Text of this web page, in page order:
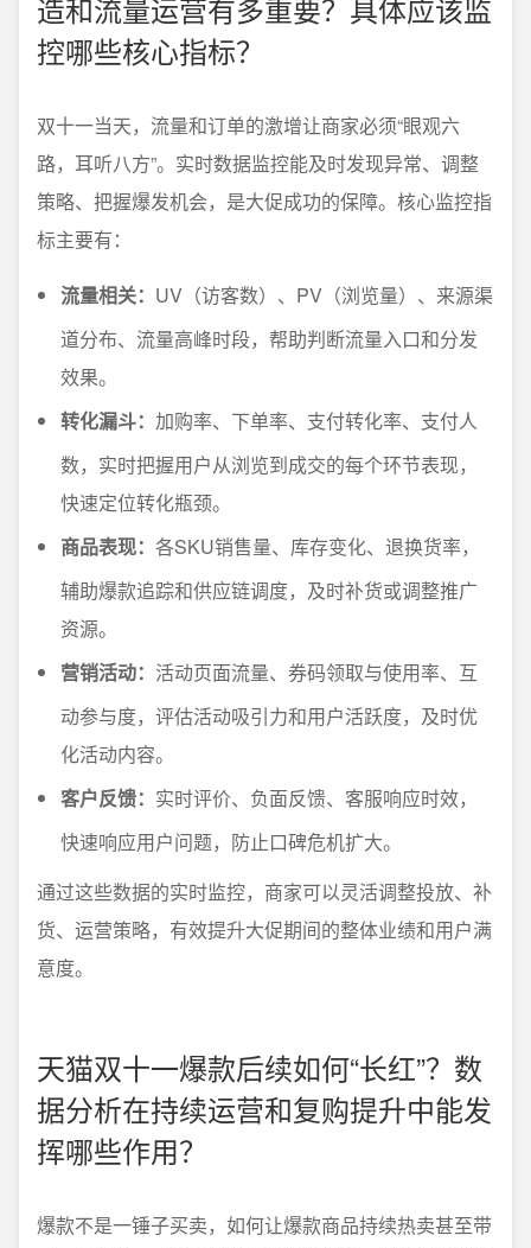
造和流量运营有多重要？具体应该监
控哪些核心指标？
双十一当天，流量和订单的激增让商家必须“眼观六
路，耳听八方”。实时数据监控能及时发现异常、调整
策略、把握爆发机会，是大促成功的保障。核心监控指
标主要有：
流量相关： UV（访客数）、PV（浏览量）、来源渠
道分布、流量高峰时段，帮助判断流量入口和分发
效果。
转化漏斗： 加购率、下单率、支付转化率、支付人
数，实时把握用户从浏览到成交的每个环节表现，
快速定位转化瓶颈。
商品表现： 各SKU销售量、库存变化、退换货率，
辅助爆款追踪和供应链调度，及时补货或调整推广
资源。
营销活动： 活动页面流量、券码领取与使用率、互
动参与度，评估活动吸引力和用户活跃度，及时优
化活动内容。
客户反馈： 实时评价、负面反馈、客服响应时效，
快速响应用户问题，防止口碑危机扩大。
通过这些数据的实时监控，商家可以灵活调整投放、补
货、运营策略，有效提升大促期间的整体业绩和用户满
意度。
天猫双十一爆款后续如何“长红”？数
据分析在持续运营和复购提升中能发
挥哪些作用？
爆款不是一锤子买卖，如何让爆款商品持续热卖甚至带